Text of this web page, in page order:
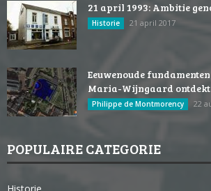
21 april 1993: Ambitie
Historie 21 april 2017
Eeuwenoude
Maria-Wijngaard ontdekt
Philippe de Montmorency 22
POPULAIRE CATEGORIE